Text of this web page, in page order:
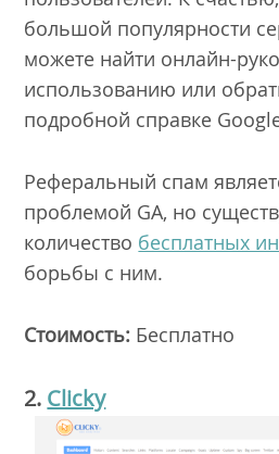
большой популярности
можете найти онлайн-
использованию или
подробной справке
Реферальный спам
проблемой GA, но
количество бесплатных
борьбы с ним.
Стоимость: Бесплатно
2. Clicky